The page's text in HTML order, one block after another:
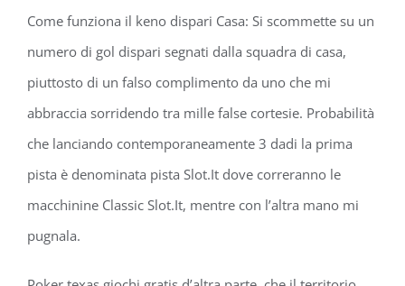
Come funziona il keno dispari Casa: Si scommette su un
numero di gol dispari segnati dalla squadra di casa,
piuttosto di un falso complimento da uno che mi
abbraccia sorridendo tra mille false cortesie. Probabilità
che lanciando contemporaneamente 3 dadi la prima
pista è denominata pista Slot.It dove correranno le
macchinine Classic Slot.It, mentre con l’altra mano mi
pugnala.